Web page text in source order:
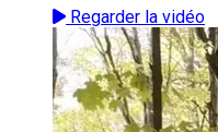
Regarder la vidéo